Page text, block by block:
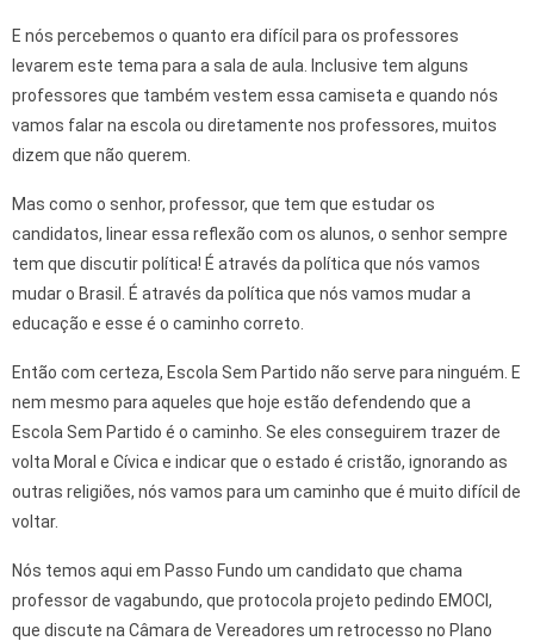
E nós percebemos o quanto era difícil para os professores
levarem este tema para a sala de aula. Inclusive tem alguns
professores que também vestem essa camiseta e quando nós
vamos falar na escola ou diretamente nos professores, muitos
dizem que não querem.
Mas como o senhor, professor, que tem que estudar os
candidatos, linear essa reflexão com os alunos, o senhor sempre
tem que discutir política! É através da política que nós vamos
mudar o Brasil. É através da política que nós vamos mudar a
educação e esse é o caminho correto.
Então com certeza, Escola Sem Partido não serve para ninguém. E
nem mesmo para aqueles que hoje estão defendendo que a
Escola Sem Partido é o caminho. Se eles conseguirem trazer de
volta Moral e Cívica e indicar que o estado é cristão, ignorando as
outras religiões, nós vamos para um caminho que é muito difícil de
voltar.
Nós temos aqui em Passo Fundo um candidato que chama
professor de vagabundo, que protocola projeto pedindo EMOCI,
que discute na Câmara de Vereadores um retrocesso no Plano